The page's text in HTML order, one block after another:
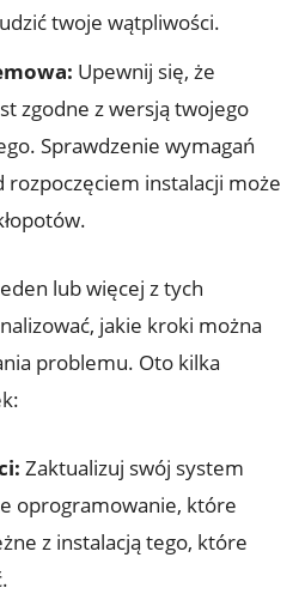
twoje wątpliwości.
Upewnij się, że
zgodne z wersją twojego
Sprawdzenie wymagań
instalacji może
lub więcej z tych
jakie kroki można
problemu. Oto kilka
Zaktualizuj swój system
oprogramowanie, które
z instalacją tego, które